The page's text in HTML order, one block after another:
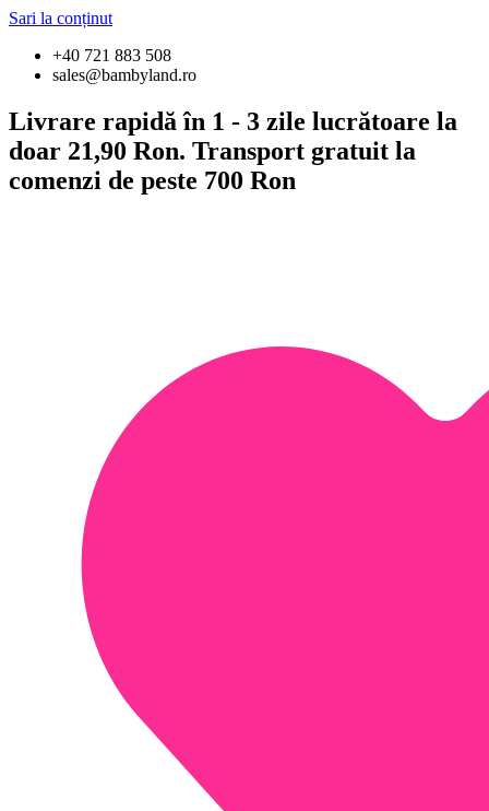
Sari la conținut
+40 721 883 508
sales@bambyland.ro
Livrare rapidă în 1 - 3 zile lucrătoare la
doar 21,90 Ron. Transport gratuit la
comenzi de peste 700 Ron